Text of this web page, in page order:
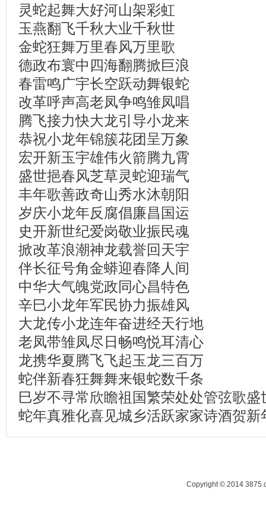
灵蛇起舞大好河山架彩虹
玉燕翻飞千秋大业千秋世
金蛇狂舞万里春风万里歌
德政布寰中四海翻腾掀巨浪
春雷鸣广宇长空跃动舞银蛇
改革呼声高老凤争鸣雏凤唱
腾飞接力快大龙引导小龙来
恭祝小龙年锦簇花团呈万象
宏开新玉宇雄伟火箭腾九霄
盛世挹春风芝草灵蛇迎瑞气
丰年歌善政奇山秀水沐朝阳
岁庆小龙年反腐倡廉昌国运
史开新世纪爱岗敬业振民魂
掀改革浪潮神龙载誉回天宇
伴长征号角金蟒迎春降人间
中华大气魄党政同心昌特色
辛巳小龙年军民协力振雄风
大龙传小龙连年奋进经天行地
老凤带雏凤尽日畅鸣悦耳清心
龙携华夏腾飞飞起玉龙三百万
蛇伴新春狂舞舞来银蛇数千条
巳岁不寻常欣瞻祖国繁荣处处管弦歌盛
蛇年真雅化喜见城乡活跃家家诗酒贺新
Copyright © 2014